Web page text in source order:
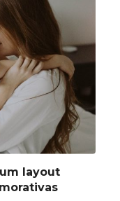
layout